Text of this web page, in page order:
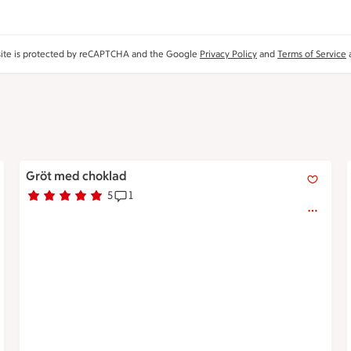
is protected by reCAPTCHA and the Google Privacy Policy and Terms of Service
Gröt med choklad
Betyg 5 av 5.
5
5 personer har röstatReceptet har 1 kommentarer
1
Gröt med choklad